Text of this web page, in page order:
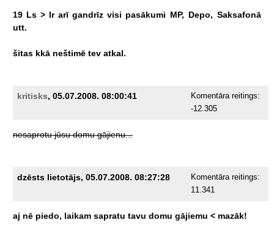
19 Ls > Ir arī gandrīz visi pasākumi MP, Depo, Saksafonā
utt.
šitas kkā neštimē tev atkal.
kritisks, 05.07.2008. 08:00:41
Komentāra reitings:
-12.305
nesaprotu jūsu domu gājienu...
dzēsts lietotājs, 05.07.2008. 08:27:28
Komentāra reitings:
11.341
aj nē piedo, laikam sapratu tavu domu gājiemu < mazāk!